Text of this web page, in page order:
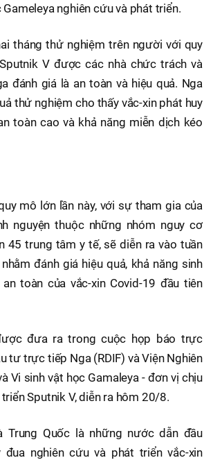
nghiên cứu và phát triển.
tháng thử nghiệm trên người với quy
V được các nhà chức trách và
đánh giá là an toàn và hiệu quả. Nga
thử nghiệm cho thấy vắc-xin phát huy
toàn cao và khả năng miễn dịch kéo
mô lớn lần này, với sự tham gia của
nguyện thuộc những nhóm nguy cơ
45 trung tâm y tế, sẽ diễn ra vào tuần
đánh giá hiệu quả, khả năng sinh
toàn của vắc-xin Covid-19 đầu tiên
đưa ra trong cuộc họp báo trực
tư trực tiếp Nga (RDIF) và Viện Nghiên
Vi sinh vật học Gamaleya - đơn vị chịu
Sputnik V, diễn ra hôm 20/8.
Trung Quốc là những nước dẫn đầu
nghiên cứu và phát triển vắc-xin